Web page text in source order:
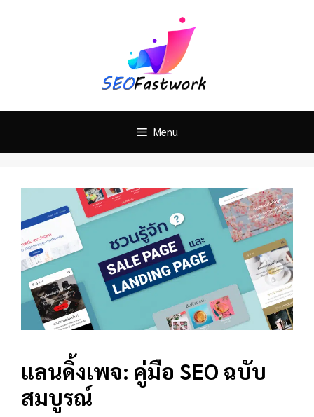
Menu
แลนดิ้งเพจ: คู่มือ SEO ฉบับ
สมบูรณ์